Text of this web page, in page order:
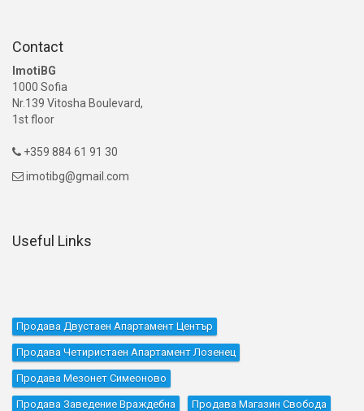
Contact
ImotiBG
1000 Sofia
Nr.139 Vitosha Boulevard,
1st floor
 +359 884 61 91 30
 imotibg@gmail.com
Useful Links
Продава Двустаен Апартамент Център
Продава Четиристаен Апартамент Лозенец
Продава Мезонет Симеоново
Продава Заведение Враждебна Продава Магазин Свобода